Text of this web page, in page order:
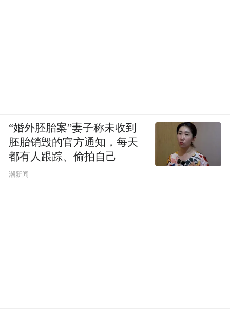
“婚外胚胎案”妻子称未收到
胚胎销毁的官方通知，每天
都有人跟踪、偷拍自己
潮新闻